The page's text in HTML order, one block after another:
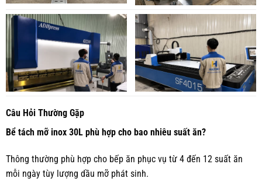
Câu Hỏi Thường Gặp
Bể tách mỡ inox 30L phù hợp cho bao nhiêu suất ăn?
Thông thường phù hợp cho bếp ăn phục vụ từ 4 đến 12 suất ăn
mỗi ngày tùy lượng dầu mỡ phát sinh.